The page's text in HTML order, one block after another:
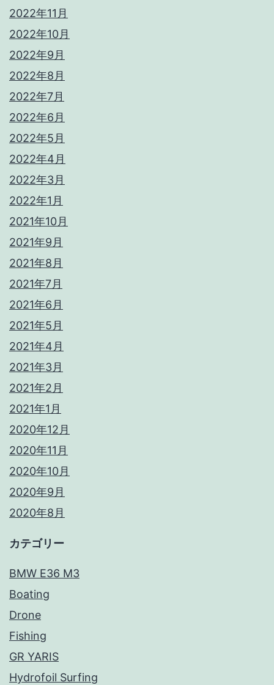
2022年11月
2022年10月
2022年9月
2022年8月
2022年7月
2022年6月
2022年5月
2022年4月
2022年3月
2022年1月
2021年10月
2021年9月
2021年8月
2021年7月
2021年6月
2021年5月
2021年4月
2021年3月
2021年2月
2021年1月
2020年12月
2020年11月
2020年10月
2020年9月
2020年8月
カテゴリー
BMW E36 M3
Boating
Drone
Fishing
GR YARIS
Hydrofoil Surfing